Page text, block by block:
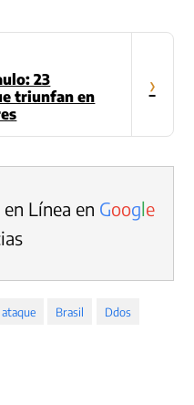
23
triunfan en
›
Línea en Google
ataque Brasil Ddos